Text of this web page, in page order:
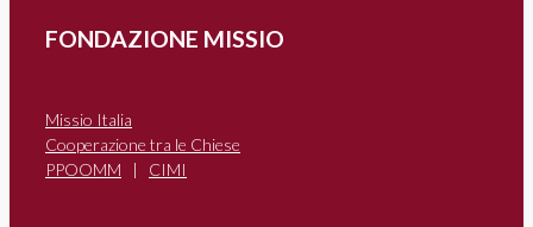
FONDAZIONE MISSIO
Missio Italia
Cooperazione tra le Chiese
PPOOMM | CIMI